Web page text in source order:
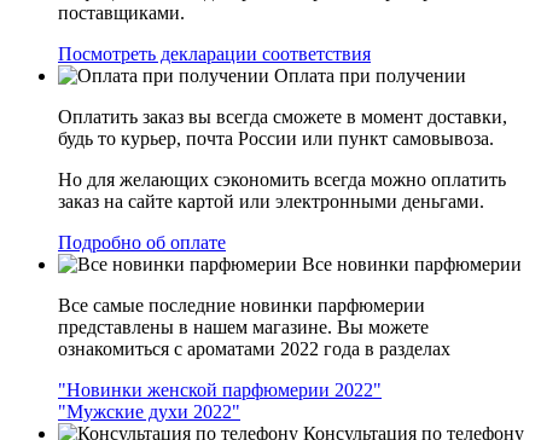
поставщиками.
Посмотреть декларации соответствия
Оплата при получении
Оплатить заказ вы всегда сможете в момент доставки,
будь то курьер, почта России или пункт самовывоза.
Но для желающих сэкономить всегда можно оплатить
заказ на сайте картой или электронными деньгами.
Подробно об оплате
Все новинки парфюмерии
Все самые последние новинки парфюмерии
представлены в нашем магазине. Вы можете
ознакомиться с ароматами 2022 года в разделах
"Новинки женской парфюмерии 2022"
"Мужские духи 2022"
Консультация по телефону